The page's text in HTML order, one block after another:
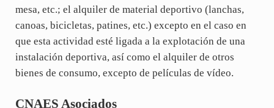
mesa, etc.; el alquiler de material deportivo (lanchas,
canoas, bicicletas, patines, etc.) excepto en el caso en
que esta actividad esté ligada a la explotación de una
instalación deportiva, así como el alquiler de otros
bienes de consumo, excepto de películas de vídeo.
CNAES Asociados